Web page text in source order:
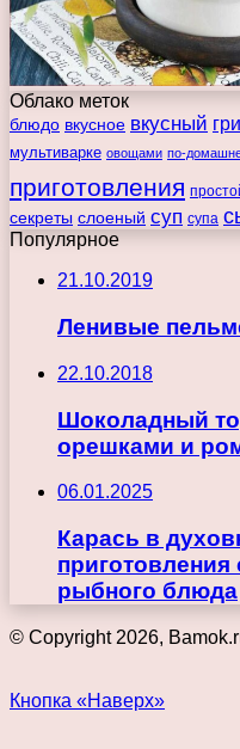
Облако меток
блюдо вкусное вкусный
мультиварке овощами по-
приготовления
секреты слоеный суп супа
Популярное
21.10.2019
Ленивые
22.10.2018
Шоколадный
орешками и
06.01.2025
Карась в
приготовления
рыбного блюда
© Copyright 2026,
Кнопка «Наверх»